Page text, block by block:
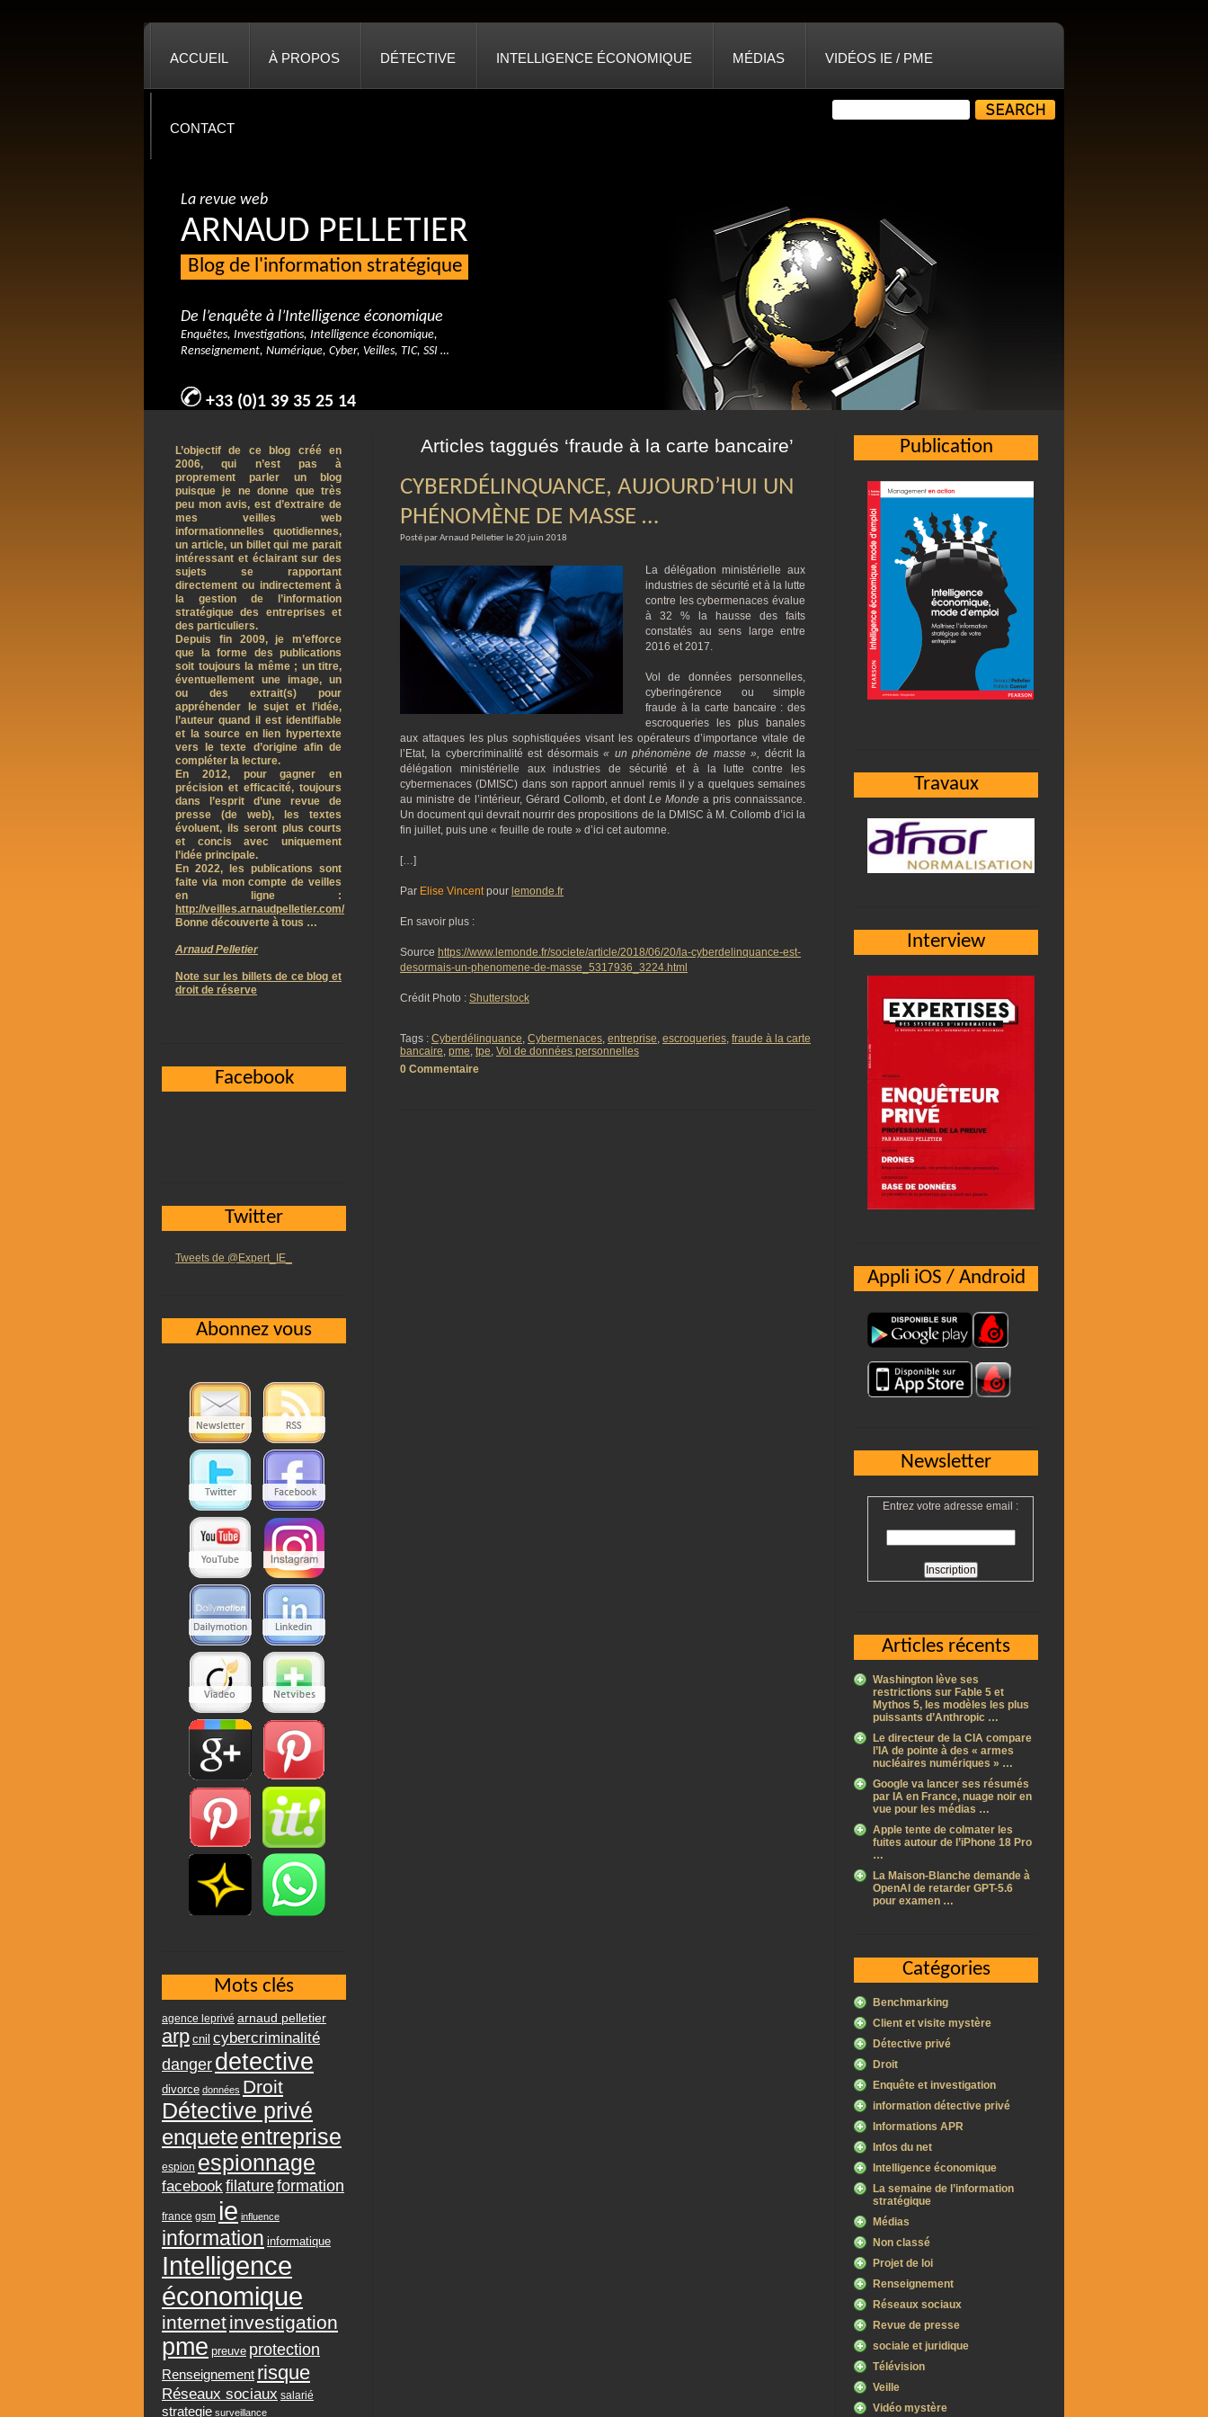
ACCUEIL À PROPOS DÉTECTIVE INTELLIGENCE ÉCONOMIQUE MÉDIAS VIDÉOS IE / PME
CONTACT
La revue web
ARNAUD PELLETIER
Blog de l'information stratégique
De l’enquête à l’Intelligence économique
Enquêtes, Investigations, Intelligence économique,
Renseignement, Numérique, Cyber, Veilles, TIC, SSI …
+33 (0)1 39 35 25 14
Articles taggués ‘fraude à la carte bancaire’
CYBERDÉLINQUANCE, AUJOURD’HUI UN
PHÉNOMÈNE DE MASSE …
Posté par Arnaud Pelletier le 20 juin 2018
La délégation ministérielle aux
industries de sécurité et à la lutte
contre les cybermenaces évalue
à 32 % la hausse des faits
constatés au sens large entre
2016 et 2017.
Vol de données personnelles,
cyberingérence ou simple
fraude à la carte bancaire : des
escroqueries les plus banales
aux attaques les plus sophistiquées visant les opérateurs d’importance vitale de
l’Etat, la cybercriminalité est désormais« un phénomène de masse », décrit la
délégation ministérielle aux industries de sécurité et à la lutte contre les
cybermenaces (DMISC) dans son rapport annuel remis il y a quelques semaines
au ministre de l’intérieur, Gérard Collomb, et dont Le Monde a pris connaissance.
Un document qui devrait nourrir des propositions de la DMISC à M. Collomb d’ici la
fin juillet, puis une « feuille de route » d’ici cet automne.
[…]
Par Elise Vincentpour lemonde.fr
En savoir plus :
Source https://www.lemonde.fr/societe/article/2018/06/20/la-cyberdelinquance-est-
desormais-un-phenomene-de-masse_5317936_3224.html
Crédit Photo : Shutterstock
Tags : Cyberdélinquance, Cybermenaces, entreprise, escroqueries, fraude à la carte
bancaire, pme, tpe, Vol de données personnelles
0 Commentaire
Publication
Travaux
Interview
Appli iOS / Android
Newsletter
Entrez votre adresse email :
Articles récents
Washington lève ses
restrictions sur Fable 5 et
Mythos 5, les modèles les plus
puissants d’Anthropic …
Le directeur de la CIA compare
l’IA de pointe à des « armes
nucléaires numériques » …
Google va lancer ses résumés
par IA en France, nuage noir en
vue pour les médias …
Apple tente de colmater les
fuites autour de l’iPhone 18 Pro
…
La Maison-Blanche demande à
OpenAI de retarder GPT-5.6
pour examen …
Catégories
Benchmarking
Client et visite mystère
Détective privé
Droit
Enquête et investigation
information détective privé
Informations APR
Infos du net
Intelligence économique
La semaine de l’information
stratégique
Médias
Non classé
Projet de loi
Renseignement
Réseaux sociaux
Revue de presse
sociale et juridique
Télévision
Veille
Vidéo mystère
L’objectif de ce blog créé en
2006, qui n’est pas à
proprement parler un blog
puisque je ne donne que très
peu mon avis, est d’extraire de
mes veilles web
informationnelles quotidiennes,
un article, un billet qui me parait
intéressant et éclairant sur des
sujets se rapportant
directement ou indirectement à
la gestion de l’information
stratégique des entreprises et
des particuliers.
Depuis fin 2009, je m’efforce
que la forme des publications
soit toujours la même ; un titre,
éventuellement une image, un
ou des extrait(s) pour
appréhender le sujet et l’idée,
l’auteur quand il est identifiable
et la source en lien hypertexte
vers le texte d’origine afin de
compléter la lecture.
En 2012, pour gagner en
précision et efficacité, toujours
dans l’esprit d’une revue de
presse (de web), les textes
évoluent, ils seront plus courts
et concis avec uniquement
l’idée principale.
En 2022, les publications sont
faite via mon compte de veilles
en ligne :
http://veilles.arnaudpelletier.com/
Bonne découverte à tous …
Arnaud Pelletier
Note sur les billets de ce blog et
droit de réserve
Facebook
Twitter
Tweets de @Expert_IE_
Abonnez vous
Mots clés
agence leprivé arnaud pelletier
arp cnil cybercriminalité
danger detective
divorce données Droit
Détective privé
enqueteentreprise
espion espionnage
facebookfilatureformation
france gsm ie influence
information informatique
Intelligence
économique
internetinvestigation
pme preuve protection
Renseignement risque
Réseaux sociaux salarié
strategie surveillance